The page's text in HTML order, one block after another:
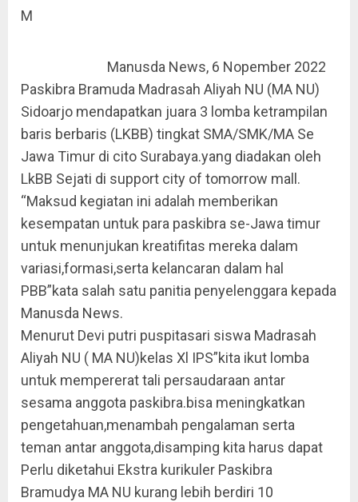
M
Manusda News, 6 Nopember 2022
Paskibra Bramuda Madrasah Aliyah NU (MA NU)
Sidoarjo mendapatkan juara 3 lomba ketrampilan
baris berbaris (LKBB) tingkat SMA/SMK/MA Se
Jawa Timur di cito Surabaya.yang diadakan oleh
LkBB Sejati di support city of tomorrow mall.
“Maksud kegiatan ini adalah memberikan
kesempatan untuk para paskibra se-Jawa timur
untuk menunjukan kreatifitas mereka dalam
variasi,formasi,serta kelancaran dalam hal
PBB”kata salah satu panitia penyelenggara kepada
Manusda News.
Menurut Devi putri puspitasari siswa Madrasah
Aliyah NU ( MA NU)kelas Xl IPS”kita ikut lomba
untuk mempererat tali persaudaraan antar
sesama anggota paskibra.bisa meningkatkan
pengetahuan,menambah pengalaman serta
teman antar anggota,disamping kita harus dapat
Perlu diketahui Ekstra kurikuler Paskibra
Bramudya MA NU kurang lebih berdiri 10